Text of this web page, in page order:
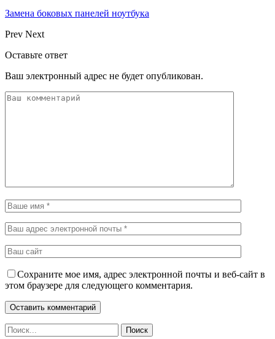
Замена боковых панелей ноутбука
Prev Next
Оставьте ответ
Ваш электронный адрес не будет опубликован.
Сохраните мое имя, адрес электронной почты и веб-сайт в
этом браузере для следующего комментария.